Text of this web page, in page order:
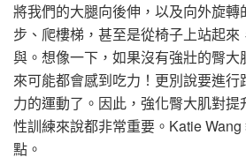
將我們的大腿向後伸，以及向外旋
步、爬樓梯，甚至是從椅子上站起
與。想像一下，如果沒有強壯的臀
來可能都會感到吃力！更別說要進
力的運動了。因此，強化臀大肌對
性訓練來說都非常重要。Katie
點。